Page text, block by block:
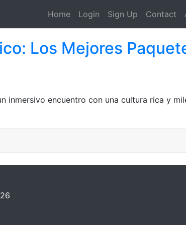
Home Login Sign Up Contact
Los Mejores
inmersivo encuentro con una cultura rica y